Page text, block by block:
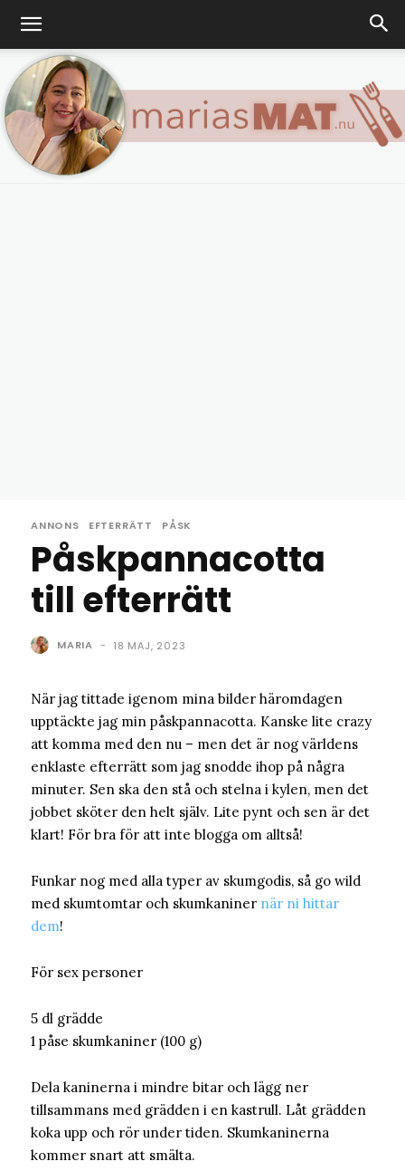
ANNONS EFTERRÄTT PÅSK
Påskpannacotta
till efterrätt
MARIA - 18 MAJ, 2023
När jag tittade igenom mina bilder häromdagen
upptäckte jag min påskpannacotta. Kanske lite crazy
att komma med den nu – men det är nog världens
enklaste efterrätt som jag snodde ihop på några
minuter. Sen ska den stå och stelna i kylen, men det
jobbet sköter den helt själv. Lite pynt och sen är det
klart! För bra för att inte blogga om alltså!
Funkar nog med alla typer av skumgodis, så go wild
med skumtomtar och skumkaniner när ni hittar
dem!
För sex personer
5 dl grädde
1 påse skumkaniner (100 g)
Dela kaninerna i mindre bitar och lägg ner
tillsammans med grädden i en kastrull. Låt grädden
koka upp och rör under tiden. Skumkaninerna
kommer snart att smälta.